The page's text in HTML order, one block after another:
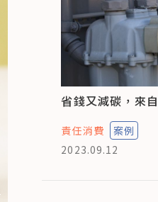
省錢又減碳，來
責任消費
案例
2023.09.12